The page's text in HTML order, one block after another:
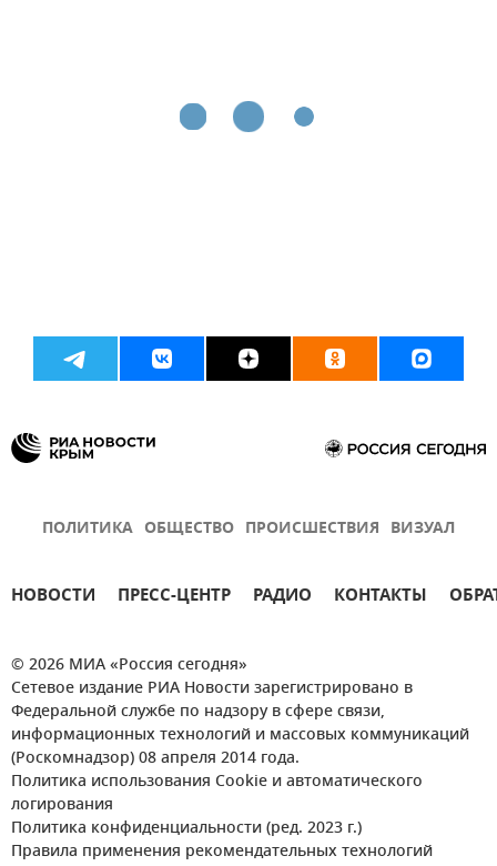
ПОЛИТИКА ОБЩЕСТВО ПРОИСШЕСТВИЯ ВИЗУАЛ
НОВОСТИ ПРЕСС-ЦЕНТР РАДИО КОНТАКТЫ
© 2026 МИА «Россия сегодня»
Сетевое издание РИА Новости зарегистрировано в
Федеральной службе по надзору в сфере связи,
информационных технологий и массовых коммуникаций
(Роскомнадзор) 08 апреля 2014 года.
Политика использования Cookie и автоматического
логирования
Политика конфиденциальности (ред. 2023 г.)
Правила применения рекомендательных технологий